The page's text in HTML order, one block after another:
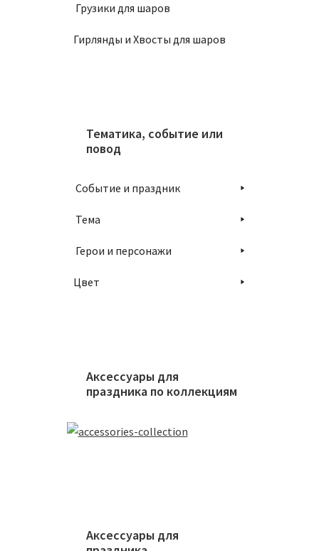
Грузики для шаров
Гирлянды и Хвосты для шаров
Тематика, событие или
повод
Событие и праздник
Тема
Герои и персонажи
Цвет
Аксессуары для
праздника по коллекциям
Аксессуары для